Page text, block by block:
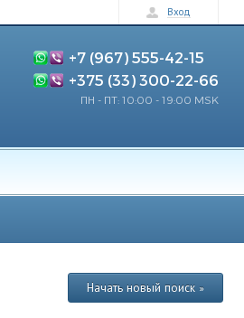
Вход
+7 (967) 555-42-15
+375 (33) 300-22-66
ПН - ПТ: 10:00 - 19:00 MSK
Начать новый поиск »